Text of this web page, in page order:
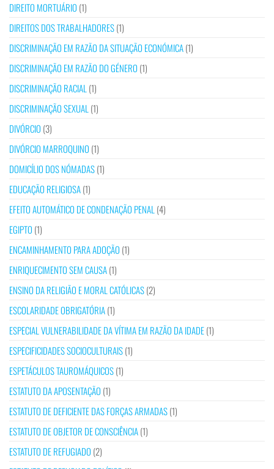
DIREITO MORTUÁRIO (1)
DIREITOS DOS TRABALHADORES(1)
DISCRIMINAÇÃO EM RAZÃO DA SITUAÇÃO ECONÓMICA(1)
DISCRIMINAÇÃO EM RAZÃO DO GÉNERO (1)
DISCRIMINAÇÃO RACIAL (1)
DISCRIMINAÇÃO SEXUAL (1)
DIVÓRCIO (3)
DIVÓRCIO MARROQUINO (1)
DOMICÍLIO DOS NÓMADAS(1)
EDUCAÇÃO RELIGIOSA(1)
EFEITO AUTOMÁTICO DE CONDENAÇÃO PENAL (4)
EGIPTO (1)
ENCAMINHAMENTO PARA ADOÇÃO (1)
ENRIQUECIMENTO SEM CAUSA(1)
ENSINO DA RELIGIÃO E MORAL CATÓLICAS(2)
ESCOLARIDADE OBRIGATÓRIA(1)
ESPECIAL VULNERABILIDADE DA VÍTIMA EM RAZÃO DA IDADE(1)
ESPECIFICIDADES SOCIOCULTURAIS(1)
ESPETÁCULOS TAUROMÁQUICOS(1)
ESTATUTO DA APOSENTAÇÃO (1)
ESTATUTO DE DEFICIENTE DAS FORÇAS ARMADAS(1)
ESTATUTO DE OBJETOR DE CONSCIÊNCIA(1)
ESTATUTO DE REFUGIADO (2)